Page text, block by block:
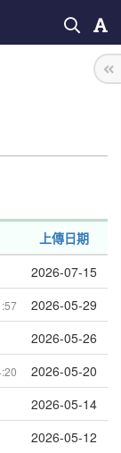
上傳日期
2026-07-15
2026-05-29
2026-05-26
2026-05-20
2026-05-14
2026-05-12